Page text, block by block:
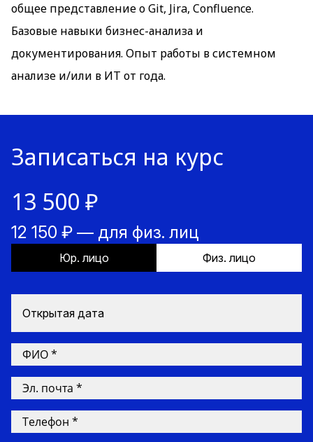
общее представление о Git, Jira, Confluence.
Базовые навыки бизнес-анализа и
документирования. Опыт работы в системном
анализе и/или в ИТ от года.
Записаться на курс
13 500 ₽
12 150 ₽ — для физ. лиц
Юр. лицо Физ. лицо
Открытая дата